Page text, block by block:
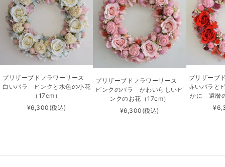
プリザーブドフラワーリース
白いバラ ピンクと水色の小花
（17cm）
¥6,300 (税込)
プリザーブドフラワーリース
ピンクのバラ かわいらしいピ
ンクのお花（17cm）
¥6,300 (税込)
プリザーブ
赤いバラと
かに 還暦